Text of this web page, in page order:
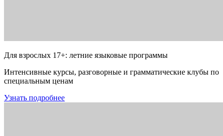
Для взрослых 17+: летние языковые программы
Интенсивные курсы, разговорные и грамматические клубы по
специальным ценам
Узнать подробнее